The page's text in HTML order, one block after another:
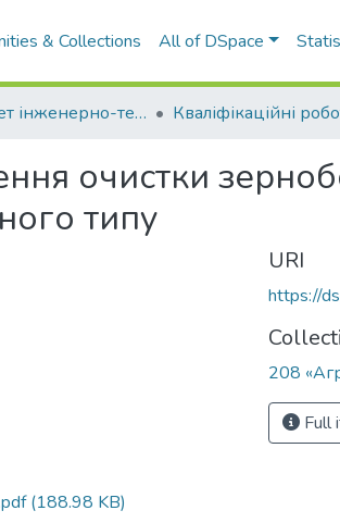
& Collections All of DSpace
Факультет інженерно-технологічний
очистки
типу
(188.98 KB)
URI
https://
208
Full